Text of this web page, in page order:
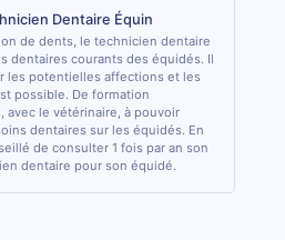
Dentaire Équin
de dents, le technicien dentaire
dentaires courants des équidés. Il
les potentielles affections et les
possible. De formation
avec le vétérinaire, à pouvoir
dentaires sur les équidés. En
de consulter 1 fois par an son
dentaire pour son équidé.